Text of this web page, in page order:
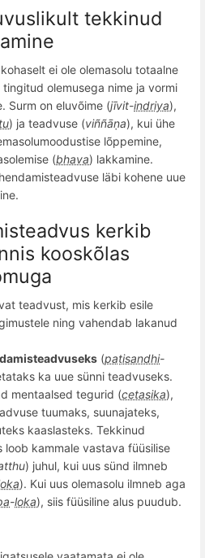
tekkinud
ei ole olemasolu totaalne
olemusega nime ja vormi
Surm on eluvõime (jīvit-indriya),
) ja teadvuse (viññāṇa), kui ühe
lõppemine,
(bhava) lakkamine.
hendamisteadvuse läbi kohene uue
kerkib
kooskõlas
teadvust, mis kerkib esile
ning vahendab lakanud
(paṭisandhi-
ka uue sünni teadvuseks.
mentaalsed tegurid (cetasika),
tuumaks, suunajateks,
kaaslasteks. Tekkinud
loob kammale vastava füüsilise
) juhul, kui uus sünd ilmneb
). Kui uus olemasolu ilmneb aga
-loka), siis füüsiline alus puudub.